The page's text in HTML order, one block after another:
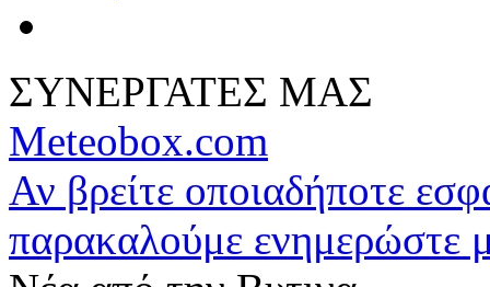
ΣΥΝΕΡΓΑΤΕΣ ΜΑΣ
Meteobox.com
Αν βρείτε οποιαδήποτε
παρακαλούμε ενημερώστε